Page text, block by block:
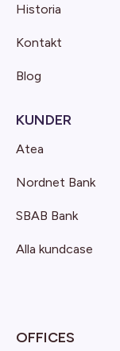
Historia
Kontakt
Blog
KUNDER
Atea
Nordnet Bank
SBAB Bank
Alla kundcase
OFFICES